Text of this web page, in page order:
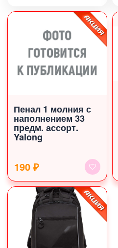
Пенал 1 молния с
наполнением 33
предм. ассорт.
Yalong
190 ₽